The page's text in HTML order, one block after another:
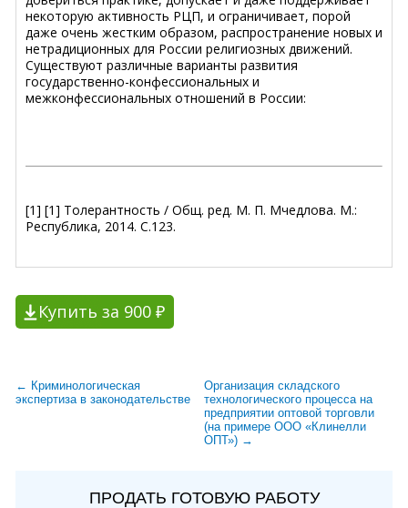
некоторую активность РЦП, и ограничивает, порой
даже очень жестким образом, распространение новых и
нетрадиционных для России религиозных движений.
Существуют различные варианты развития
государственно-конфессиональных и
межконфессиональных отношений в России:
[1] [1] Толерантность / Общ. ред. М. П. Мчедлова. М.:
Республика, 2014. С.123.
Купить за 900 ₽
← Криминологическая
экспертиза в законодательстве
Организация складского
технологического процесса на
предприятии оптовой торговли
(на примере ООО «Клинелли
ОПТ») →
ПРОДАТЬ ГОТОВУЮ РАБОТУ